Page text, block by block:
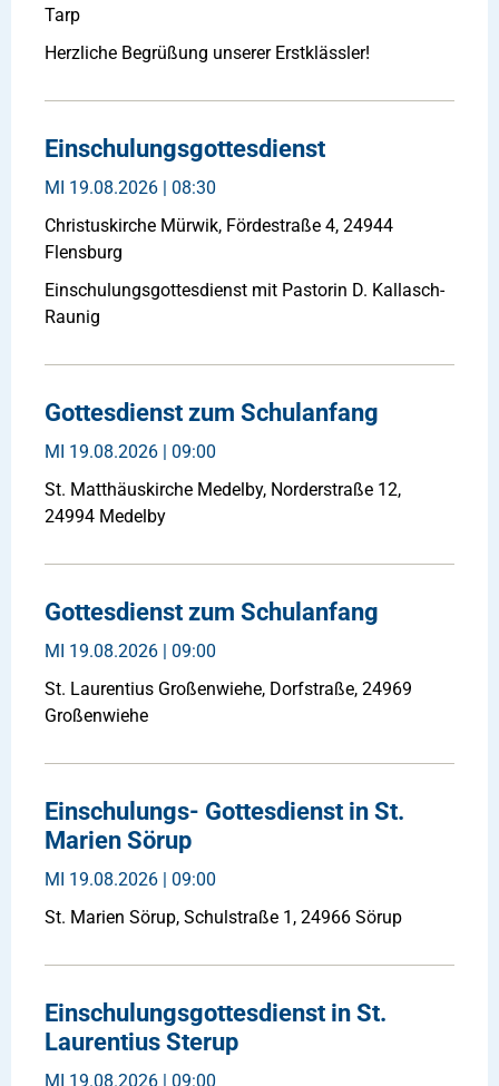
Tarp
Herzliche Begrüßung unserer Erstklässler!
Einschulungsgottesdienst
MI 19.08.2026 | 08:30
Christuskirche Mürwik, Fördestraße 4, 24944
Flensburg
Einschulungsgottesdienst mit Pastorin D. Kallasch-
Raunig
Gottesdienst zum Schulanfang
MI 19.08.2026 | 09:00
St. Matthäuskirche Medelby, Norderstraße 12,
24994 Medelby
Gottesdienst zum Schulanfang
MI 19.08.2026 | 09:00
St. Laurentius Großenwiehe, Dorfstraße, 24969
Großenwiehe
Einschulungs- Gottesdienst in St.
Marien Sörup
MI 19.08.2026 | 09:00
St. Marien Sörup, Schulstraße 1, 24966 Sörup
Einschulungsgottesdienst in St.
Laurentius Sterup
MI 19.08.2026 | 09:00